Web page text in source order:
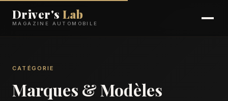
Driver'sLab
MAGAZINE AUTOMOBILE
CATÉGORIE
Marques & Modèles